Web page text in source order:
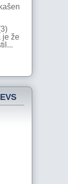
je že